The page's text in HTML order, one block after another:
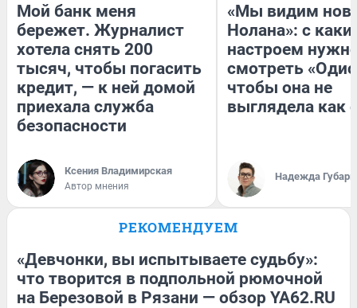
Мой банк меня
бережет. Журналист
хотела снять 200
тысяч, чтобы погасить
кредит, — к ней домой
приехала служба
безопасности
Ксения Владимирская
Автор мнения
«Мы видим
Нолана»: с
настроем
смотреть
чтобы она не
выглядела как
Надежда Губарь
РЕКОМЕНДУЕМ
«Девчонки, вы испытываете судьбу»:
что творится в подпольной рюмочной
на Березовой в Рязани — обзор YA62.RU